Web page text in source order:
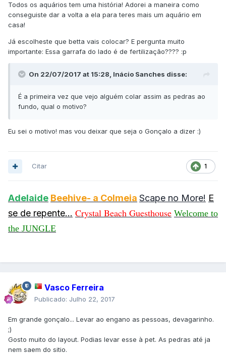
Todos os aquários tem uma história! Adorei a maneira como
conseguiste dar a volta a ela para teres mais um aquário em
casa!
Já escolheste que betta vais colocar? E pergunta muito
importante: Essa garrafa do lado é de fertilização???? :p
On 22/07/2017 at 15:28, Inácio Sanches disse:
É a primeira vez que vejo alguém colar assim as pedras ao
fundo, qual o motivo?
Eu sei o motivo! mas vou deixar que seja o Gonçalo a dizer :)
1
Citar
Adelaide Beehive- a Colmeia Scape no More! E
se de repente... Crystal Beach Guesthouse Welcome to
the JUNGLE
Vasco Ferreira
Publicado: Julho 22, 2017
Em grande gonçalo... Levar ao engano as pessoas, devagarinho.
;)
Gosto muito do layout. Podias levar esse à pet. As pedras até ja
nem saem do sitio.